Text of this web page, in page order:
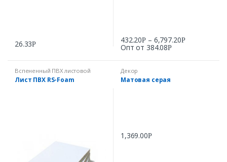
26.33Р 432.20Р – 6,797.20Р
Опт от 384.08Р
Вспененный ПВХ листовой
Лист ПВХ RS-Foam
Декор
Матовая серая
1,369.00Р